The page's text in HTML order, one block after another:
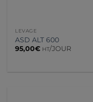
LEVAGE
ASD ALT 600
95,00€ HT/JOUR